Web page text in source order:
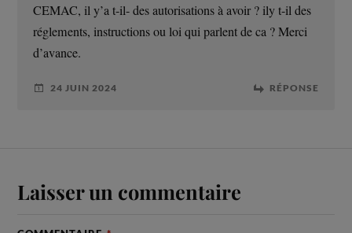
CEMAC, il y’a t-il- des autorisations à avoir ? ily t-il des
réglements, instructions ou loi qui parlent de ca ? Merci
d’avance.
24 JUIN 2024 RÉPONSE
Laisser un commentaire